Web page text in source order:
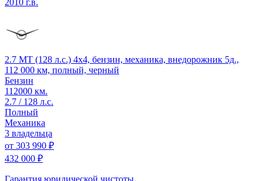
2.7 MT (128 л.с.) 4x4, бензин, механика, внедорожник 5д.,
112 000 км, полный, черный
Бензин
112000 км.
2.7 / 128 л.с.
Полный
Механика
3 владельца
от 303 990 ₽
432 000 ₽
Гарантия юридической чистоты